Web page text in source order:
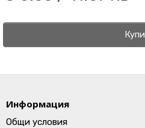
Купи
Информация
Общи условия